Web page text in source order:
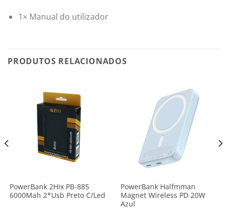
1× Manual do utilizador
PRODUTOS RELACIONADOS
PowerBank 2Hix PB-885
6000Mah 2*Usb Preto C/Led
PowerBank Halfmman
Magnet Wireless PD 20W
Azul